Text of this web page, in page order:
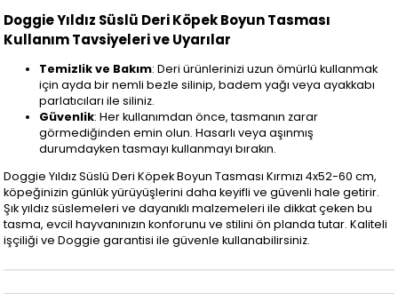
Doggie Yıldız Süslü Deri Köpek Boyun Tasması
Kullanım Tavsiyeleri ve Uyarılar
Temizlik ve Bakım: Deri ürünlerinizi uzun ömürlü kullanmak
için ayda bir nemli bezle silinip, badem yağı veya ayakkabı
parlatıcıları ile siliniz.
Güvenlik: Her kullanımdan önce, tasmanın zarar
görmediğinden emin olun. Hasarlı veya aşınmış
durumdayken tasmayı kullanmayı bırakın.
Doggie Yıldız Süslü Deri Köpek Boyun Tasması Kırmızı 4x52-60 cm,
köpeğinizin günlük yürüyüşlerini daha keyifli ve güvenli hale getirir.
Şık yıldız süslemeleri ve dayanıklı malzemeleri ile dikkat çeken bu
tasma, evcil hayvanınızın konforunu ve stilini ön planda tutar. Kaliteli
işçiliği ve Doggie garantisi ile güvenle kullanabilirsiniz.